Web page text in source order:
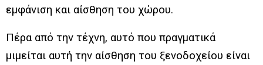
εμφάνιση και αίσθηση του χώρου.
Πέρα από την τέχνη, αυτό που πραγματικά
μιμείται αυτή την αίσθηση του ξενοδοχείου είναι